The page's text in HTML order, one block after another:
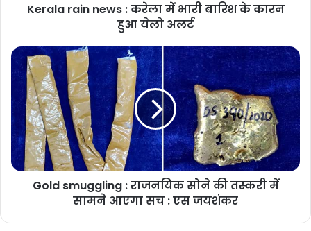
Kerala rain news : करेला में भारी बारिश के कारन
हुआ येलो अलर्ट
Gold smuggling : राजनयिक सोने की तस्करी में
सामने आएगा सच : एस जयशंकर